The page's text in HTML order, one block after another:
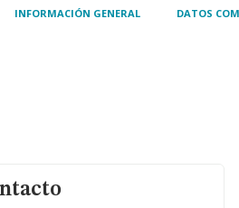
INFORMACIÓN GENERAL DATOS